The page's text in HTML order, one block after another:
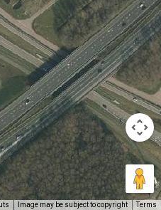
Image may be subject to copyright Terms